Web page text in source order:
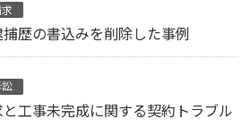
歴の書込みを削除した事例
工事未完成に関する契約トラブル